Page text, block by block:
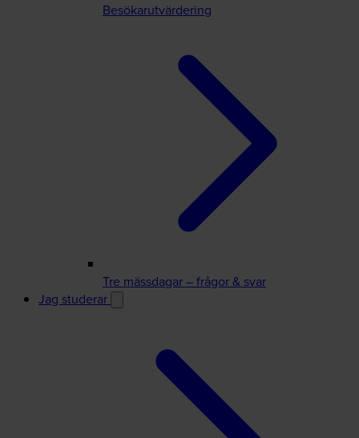
Besökarutvärdering
Tre mässdagar – frågor & svar
Jag studerar